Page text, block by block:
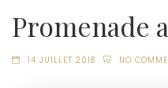
Promenade
14 JUILLET 2018 NO